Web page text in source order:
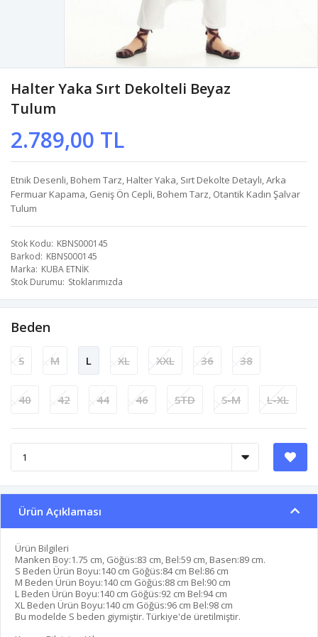
Halter Yaka Sırt Dekolteli Beyaz
Tulum
2.789,00 TL
Etnik Desenli, Bohem Tarz, Halter Yaka, Sırt Dekolte Detaylı, Arka
Fermuar Kapama, Geniş Ön Cepli, Bohem Tarz, Otantik Kadın Şalvar
Tulum
Stok Kodu KBNS000145
Barkod KBNS000145
Marka KUBA ETNİK
Stok Durumu Stoklarımızda
Beden
S M L XL XXL 36 38
40 42 44 46 STD S-M L-XL
Ürün Açıklaması
Ürün Bilgileri
Manken Boy:1.75 cm, Göğüs:83 cm, Bel:59 cm, Basen:89 cm.
S Beden Ürün Boyu:140 cm Göğüs:84 cm Bel:86 cm
M Beden Ürün Boyu:140 cm Göğüs:88 cm Bel:90 cm
L Beden Ürün Boyu:140 cm Göğüs:92 cm Bel:94 cm
XL Beden Ürün Boyu:140 cm Göğüs:96 cm Bel:98 cm
Bu modelde S beden giymiştir. Türkiye'de üretilmiştir.